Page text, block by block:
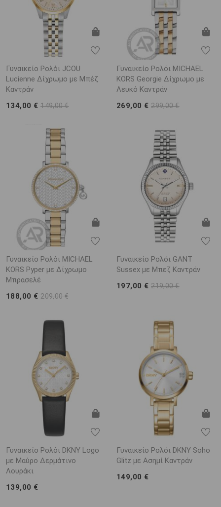
Γυναικείο Ρολόι JCOU
Lucienne Δίχρωμο με Μπέζ
Καντράν
134,00 €149,00 €
Γυναικείο Ρολόι MICHAEL
KORS Georgie Δίχρωμο με
Λευκό Καντράν
269,00 €299,00 €
Γυναικείο Ρολόι MICHAEL
KORS Pyper με Δίχρωμο
Μπρασελέ
188,00 €209,00 €
Γυναικείο Ρολόι GANT
Sussex με Μπεζ Καντράν
197,00 €219,00 €
Γυναικείο Ρολόι DKNY Logo
με Μαύρο Δερμάτινο
Λουράκι
139,00 €
Γυναικείο Ρολόι DKNY Soho
Glitz με Ασημί Καντράν
149,00 €